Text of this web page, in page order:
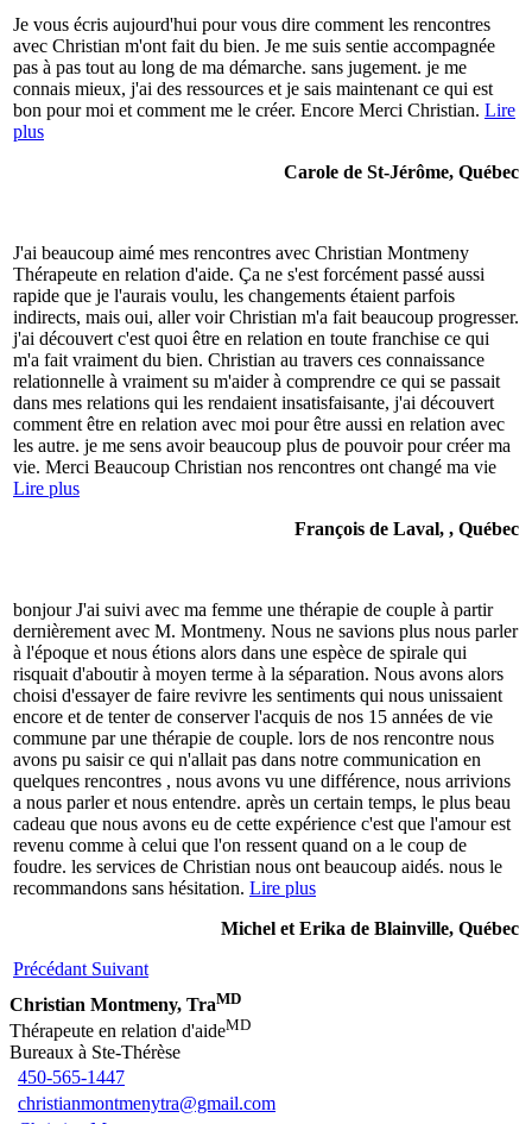
Je vous écris aujourd'hui pour vous dire comment les rencontres
avec Christian m'ont fait du bien. Je me suis sentie accompagnée
pas à pas tout au long de ma démarche. sans jugement. je me
connais mieux, j'ai des ressources et je sais maintenant ce qui est
bon pour moi et comment me le créer. Encore Merci Christian. Lire
plus
Carole de St-Jérôme, Québec
J'ai beaucoup aimé mes rencontres avec Christian Montmeny
Thérapeute en relation d'aide. Ça ne s'est forcément passé aussi
rapide que je l'aurais voulu, les changements étaient parfois
indirects, mais oui, aller voir Christian m'a fait beaucoup progresser.
j'ai découvert c'est quoi être en relation en toute franchise ce qui
m'a fait vraiment du bien. Christian au travers ces connaissance
relationnelle à vraiment su m'aider à comprendre ce qui se passait
dans mes relations qui les rendaient insatisfaisante, j'ai découvert
comment être en relation avec moi pour être aussi en relation avec
les autre. je me sens avoir beaucoup plus de pouvoir pour créer ma
vie. Merci Beaucoup Christian nos rencontres ont changé ma vie
Lire plus
François de Laval, , Québec
bonjour J'ai suivi avec ma femme une thérapie de couple à partir
dernièrement avec M. Montmeny. Nous ne savions plus nous parler
à l'époque et nous étions alors dans une espèce de spirale qui
risquait d'aboutir à moyen terme à la séparation. Nous avons alors
choisi d'essayer de faire revivre les sentiments qui nous unissaient
encore et de tenter de conserver l'acquis de nos 15 années de vie
commune par une thérapie de couple. lors de nos rencontre nous
avons pu saisir ce qui n'allait pas dans notre communication en
quelques rencontres , nous avons vu une différence, nous arrivions
a nous parler et nous entendre. après un certain temps, le plus beau
cadeau que nous avons eu de cette expérience c'est que l'amour est
revenu comme à celui que l'on ressent quand on a le coup de
foudre. les services de Christian nous ont beaucoup aidés. nous le
recommandons sans hésitation. Lire plus
Michel et Erika de Blainville, Québec
Précédant Suivant
Christian Montmeny, TraMD
Thérapeute en relation d'aideMD
Bureaux à Ste-Thérèse
450-565-1447
christianmontmenytra@gmail.com